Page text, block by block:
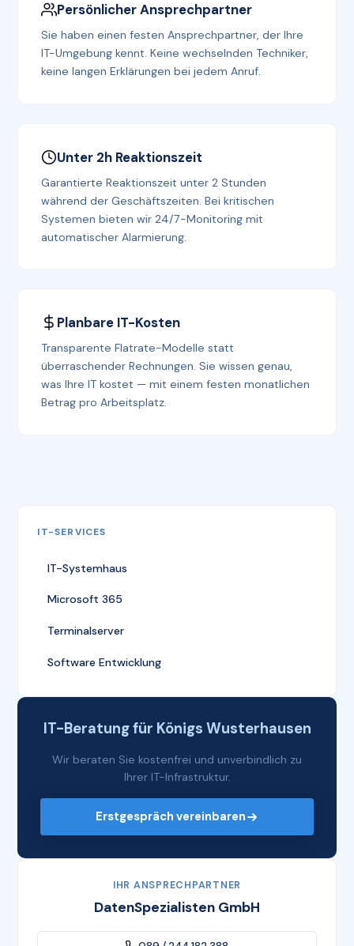
Persönlicher Ansprechpartner
Sie haben einen festen Ansprechpartner, der Ihre
IT-Umgebung kennt. Keine wechselnden Techniker,
keine langen Erklärungen bei jedem Anruf.
Unter 2h Reaktionszeit
Garantierte Reaktionszeit unter 2 Stunden
während der Geschäftszeiten. Bei kritischen
Systemen bieten wir 24/7-Monitoring mit
automatischer Alarmierung.
Planbare IT-Kosten
Transparente Flatrate-Modelle statt
überraschender Rechnungen. Sie wissen genau,
was Ihre IT kostet — mit einem festen monatlichen
Betrag pro Arbeitsplatz.
IT-SERVICES
IT-Systemhaus
Microsoft 365
Terminalserver
Software Entwicklung
IT-Beratung für Königs Wusterhausen
Wir beraten Sie kostenfrei und unverbindlich zu
Ihrer IT-Infrastruktur.
Erstgespräch vereinbaren
IHR ANSPRECHPARTNER
DatenSpezialisten GmbH